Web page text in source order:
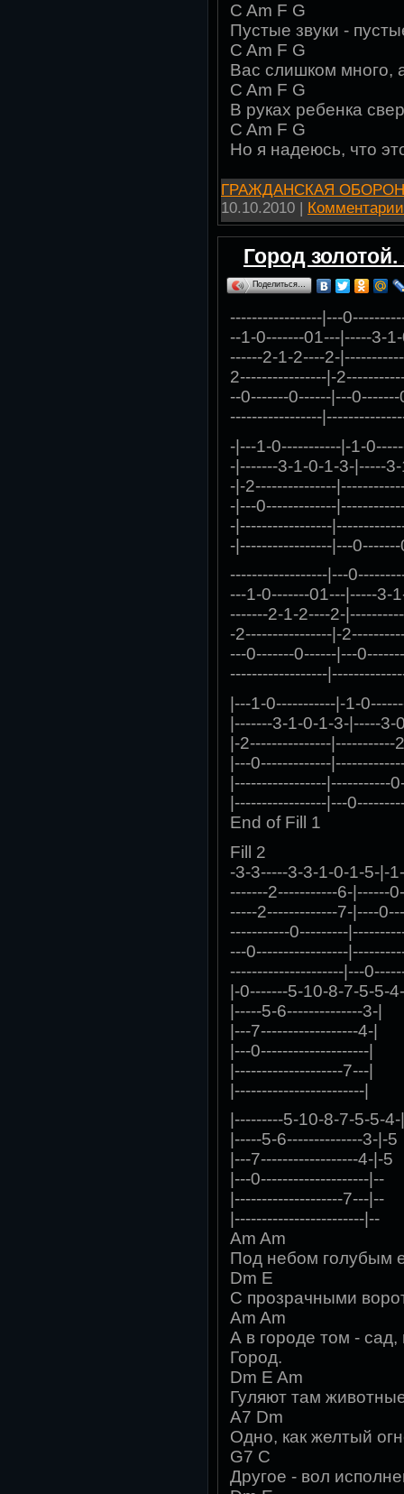
C Am F G
Пустые звуки -
C Am F G
Вас слишком много,
C Am F G
В руках ребенка
C Am F G
Но я надеюсь, что
ГРАЖДАНСКАЯ
10.10.2010 |
Город
Поделиться…
-----------------|---
--1-0-------01---|-----3-
------2-1-2----2-
2----------------|-
--0-------0------|---0-------
-----------------
-|---1-0-----------|-1-
-|-------3-1-0-1-3-|-----
-|-2---------------
-|---0-------------
-|-----------------
-|-----------------|---
------------------|---
---1-0-------01---|-----3-
-------2-1-2----2-
-2----------------|-
---0-------0------|---
------------------
|---1-0-----------|-1-
|-------3-1-0-1-3-|-----3-
|-2---------------|-----------
|---0-------------
|-----------------|-----------
|-----------------|---
End of Fill 1
Fill 2
-3-3-----3-3-1-0-1-5-|-
-------2-----------6-|------
-----2-------------7-|----
-----------0---------
---0-----------------
---------------------|---
|-0-------5-10-8-7-5-5-
|-----5-6--------------3-|
|---7------------------4-|
|---0--------------------|
|--------------------7---|
|------------------------|
|---------5-10-8-7-5-5-
|-----5-6--------------3-|-5
|---7------------------4-|-5
|---0--------------------|--
|--------------------7---|--
|------------------------|--
Am Am
Под небом голубым
Dm E
С прозрачными
Am Am
А в городе том -
Город.
Dm E Am
Гуляют там
A7 Dm
Одно, как желтый
G7 C
Другое - вол